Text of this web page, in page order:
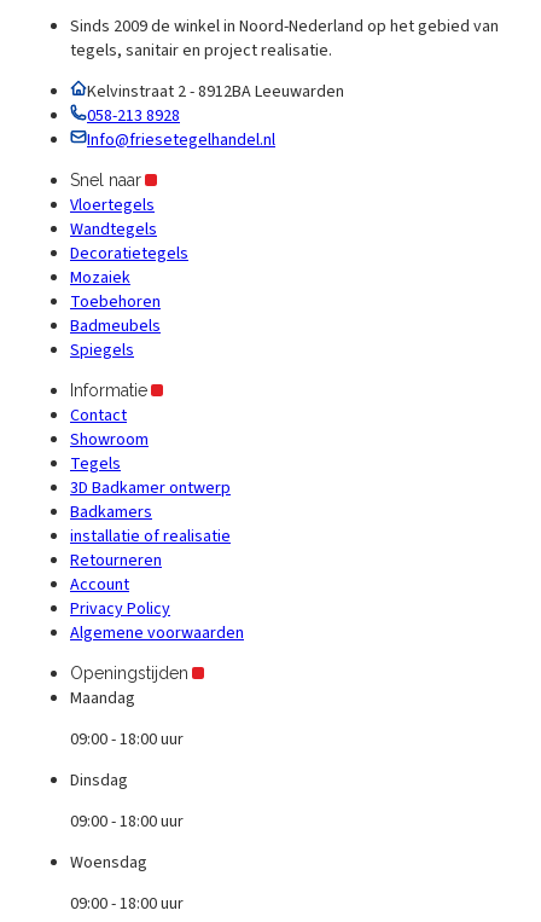
Sinds 2009 de winkel in Noord-Nederland op het gebied van
tegels, sanitair en project realisatie.
Kelvinstraat 2 - 8912BA Leeuwarden
058-213 8928
Info@friesetegelhandel.nl
Snel naar
Vloertegels
Wandtegels
Decoratietegels
Mozaiek
Toebehoren
Badmeubels
Spiegels
Informatie
Contact
Showroom
Tegels
3D Badkamer ontwerp
Badkamers
installatie of realisatie
Retourneren
Account
Privacy Policy
Algemene voorwaarden
Openingstijden
Maandag
09:00 - 18:00 uur
Dinsdag
09:00 - 18:00 uur
Woensdag
09:00 - 18:00 uur